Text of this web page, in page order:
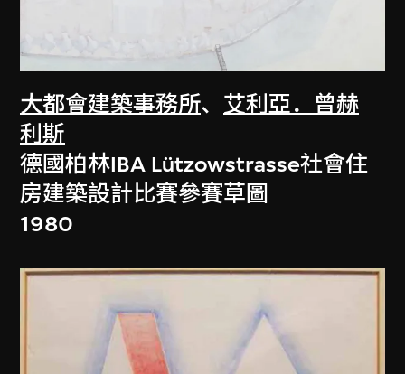
大都會建築事務所、 艾利亞．曾赫
利斯
德國柏林IBA Lützowstrasse社會住
房建築設計比賽參賽草圖
1980